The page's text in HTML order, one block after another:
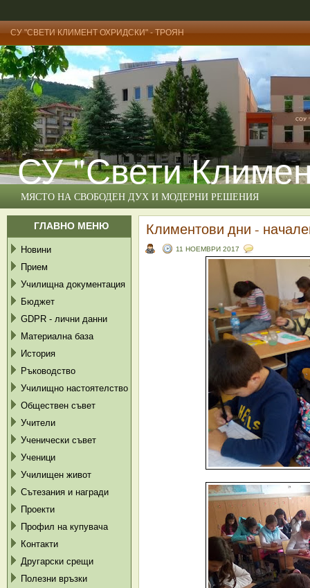
СУ "СВЕТИ КЛИМЕНТ ОХРИДСКИ" - ТРОЯН
СУ "Свети
МЯСТО НА СВОБОДЕН ДУХ И МОДЕРНИ РЕШЕНИЯ
ГЛАВНО МЕНЮ
Новини
Прием
Училищна документация
Бюджет
GDPR - лични данни
Материална база
История
Ръководство
Училищно настоятелство
Обществен съвет
Учители
Ученически съвет
Ученици
Училищен живот
Сътезания и награди
Проекти
Профил на купувача
Контакти
Другарски срещи
Полезни връзки
Климентови дни -
11 НОЕМВРИ 2017